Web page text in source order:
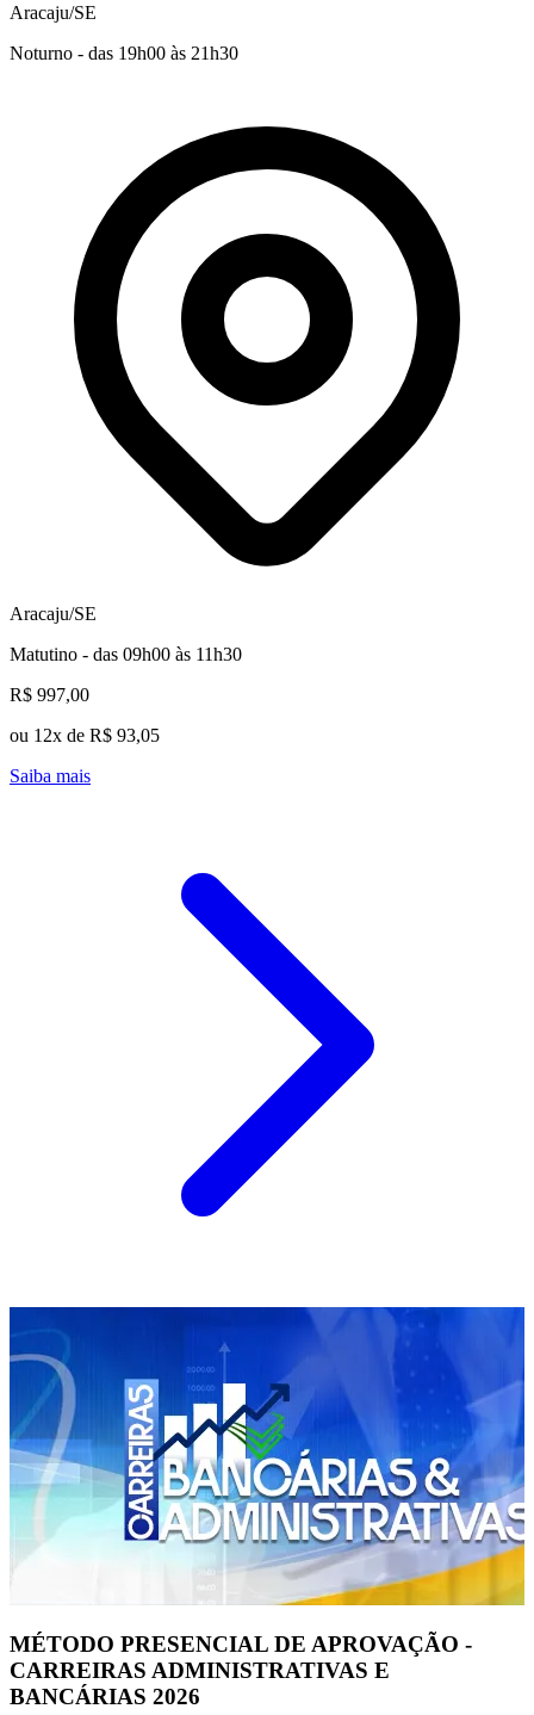
Aracaju/SE
Noturno - das 19h00 às 21h30
Aracaju/SE
Matutino - das 09h00 às 11h30
R$ 997,00
ou 12x de R$ 93,05
Saiba mais
MÉTODO PRESENCIAL DE APROVAÇÃO -
CARREIRAS ADMINISTRATIVAS E
BANCÁRIAS 2026